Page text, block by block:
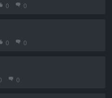
0 0
0 0
0